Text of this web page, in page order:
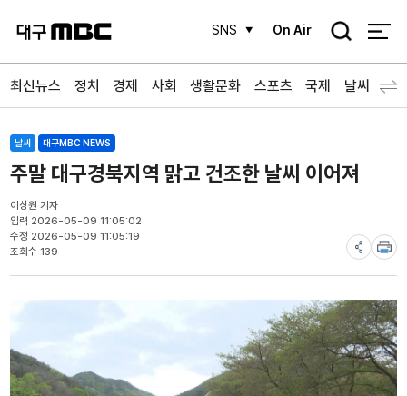
SNS On Air
검
최신뉴스 정치 경제 사회 생활문화 스포츠 국제 날씨
날씨 대구MBC NEWS
주말 대구경북지역 맑고 건조한 날씨 이어져
이상원 기자
입력 2026-05-09 11:05:02
수정 2026-05-09 11:05:19
조회수 139